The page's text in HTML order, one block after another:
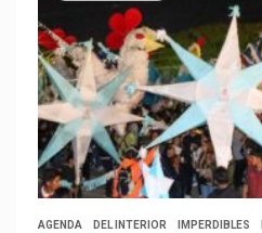
AGENDA DEL INTERIOR IMPERDIBLES